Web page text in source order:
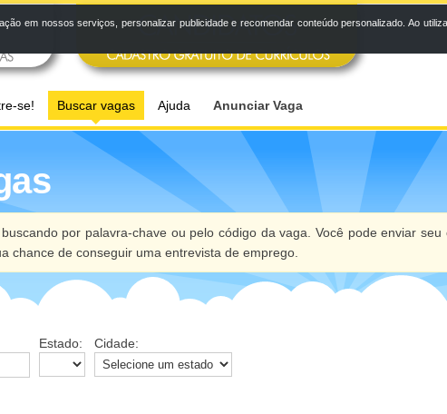
se! Buscar vagas Ajuda Anunciar Vaga
por palavra-chave ou pelo código da vaga. Você pode enviar
chance de conseguir uma entrevista de emprego.
Estado: Cidade:
em nossos serviços, personalizar publicidade e recomendar conteúdo personalizado. Ao